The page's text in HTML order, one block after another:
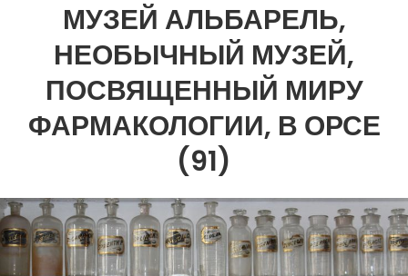
МУЗЕЙ АЛЬБАРЕЛЬ,
НЕОБЫЧНЫЙ МУЗЕЙ,
ПОСВЯЩЕННЫЙ МИРУ
ФАРМАКОЛОГИИ, В ОРСЕ
(91)